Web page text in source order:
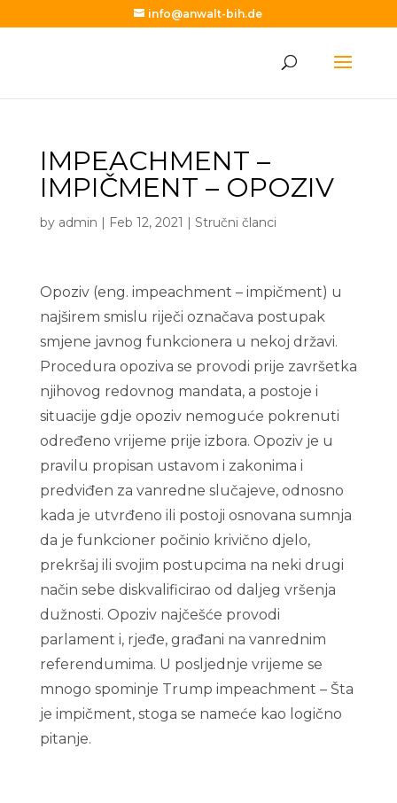
info@anwalt-bih.de
IMPEACHMENT –
IMPIČMENT – OPOZIV
by admin | Feb 12, 2021 | Stručni članci
Opoziv (eng. impeachment – impičment) u
najširem smislu riječi označava postupak
smjene javnog funkcionera u nekoj državi.
Procedura opoziva se provodi prije završetka
njihovog redovnog mandata, a postoje i
situacije gdje opoziv nemoguće pokrenuti
određeno vrijeme prije izbora. Opoziv je u
pravilu propisan ustavom i zakonima i
predviđen za vanredne slučajeve, odnosno
kada je utvrđeno ili postoji osnovana sumnja
da je funkcioner počinio krivično djelo,
prekršaj ili svojim postupcima na neki drugi
način sebe diskvalificirao od daljeg vršenja
dužnosti. Opoziv najčešće provodi
parlament i, rjeđe, građani na vanrednim
referendumima. U posljednje vrijeme se
mnogo spominje Trump impeachment – Šta
je impičment, stoga se nameće kao logično
pitanje.